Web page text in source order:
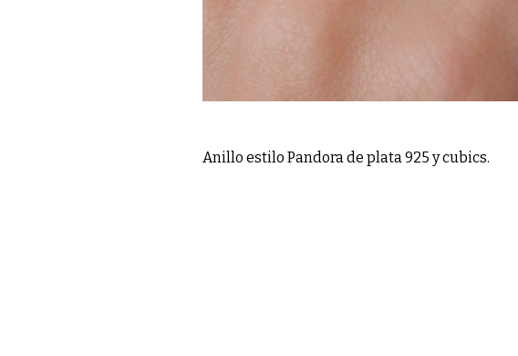
Anillo estilo Pandora de plata 925 y cubics.